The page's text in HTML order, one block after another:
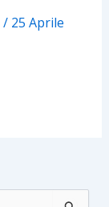
/ 25 Aprile